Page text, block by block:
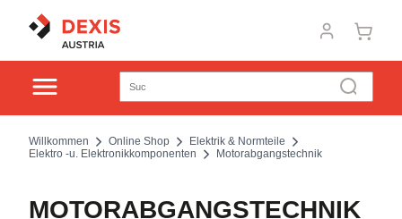
Willkommen Online Shop
Elektrik & Normteile
Elektro -u. Elektronikkomponenten
Motorabgangstechnik
MOTORABGANGSTECHNIK